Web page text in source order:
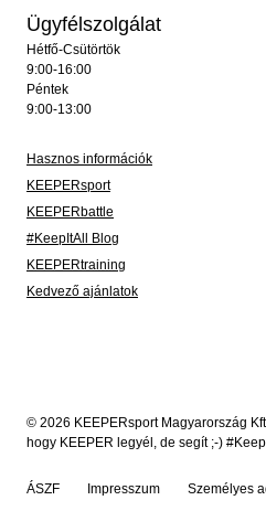
Ügyfélszolgálat
Hétfő-Csütörtök
9:00-16:00
Péntek
9:00-13:00
Hasznos információk
KEEPERsport
KEEPERbattle
#KeepItAll Blog
KEEPERtraining
Kedvező ajánlatok
© 2026 KEEPERsport Magyarország
hogy KEEPER legyél, de segít ;-)
ÁSZF Impresszum Személyes